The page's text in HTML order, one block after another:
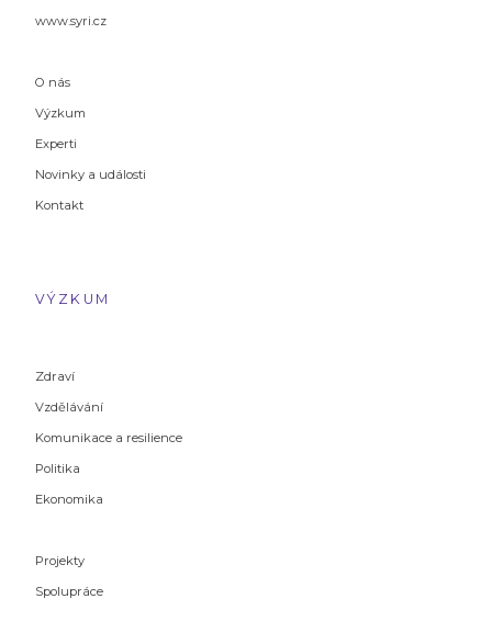
www.syri.cz
O nás
Výzkum
Experti
Novinky a události
Kontakt
VÝZKUM
Zdraví
Vzdělávání
Komunikace a resilience
Politika
Ekonomika
Projekty
Spolupráce